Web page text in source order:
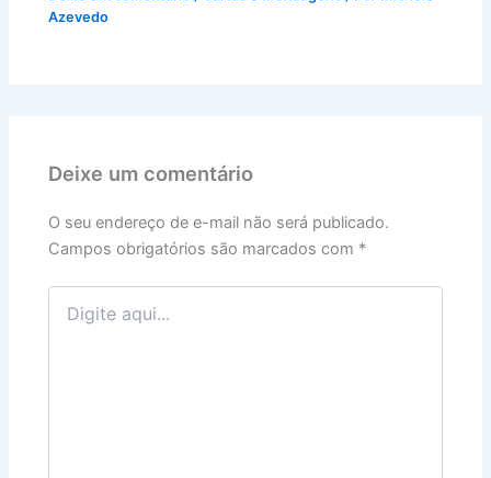
Azevedo
Deixe um comentário
O seu endereço de e-mail não será publicado.
Campos obrigatórios são marcados com *
Digite
aqui...